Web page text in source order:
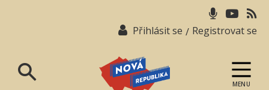
Přihlásit se / Registrovat se
MENU